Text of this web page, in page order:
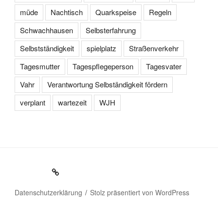
müde
Nachtisch Quarkspeise
Regeln
Schwachhausen
Selbsterfahrung
Selbstständigkeit
spielplatz
Straßenverkehr
Tagesmutter
Tagespflegeperson
Tagesvater
Vahr
Verantwortung Selbständigkeit fördern
verplant
wartezeit WJH
Impressum
Datenschutzerklärung Stolz präsentiert von WordPress